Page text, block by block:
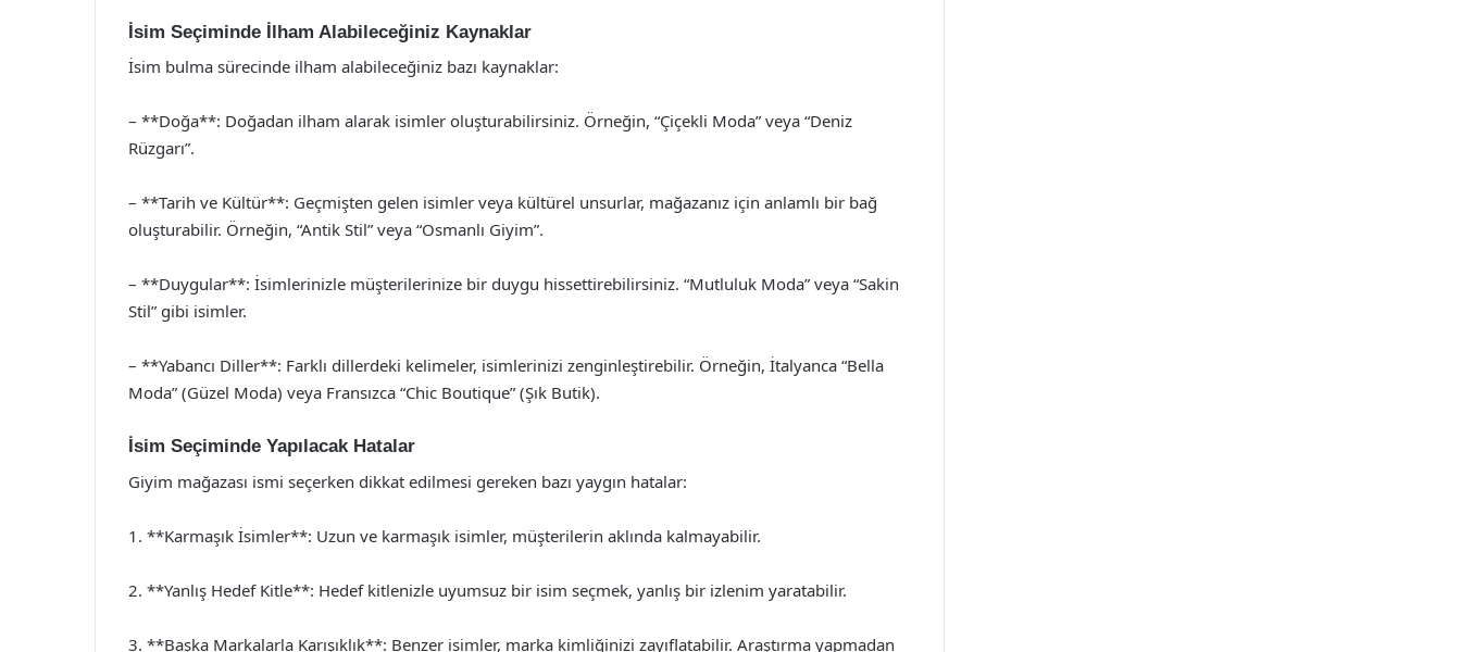
İsim Seçiminde İlham Alabileceğiniz Kaynaklar
İsim bulma sürecinde ilham alabileceğiniz bazı kaynaklar:
– **Doğa**: Doğadan ilham alarak isimler oluşturabilirsiniz. Örneğin, “Çiçekli Moda” veya “Deniz
Rüzgarı”.
– **Tarih ve Kültür**: Geçmişten gelen isimler veya kültürel unsurlar, mağazanız için anlamlı bir bağ
oluşturabilir. Örneğin, “Antik Stil” veya “Osmanlı Giyim”.
– **Duygular**: İsimlerinizle müşterilerinize bir duygu hissettirebilirsiniz. “Mutluluk Moda” veya “Sakin
Stil” gibi isimler.
– **Yabancı Diller**: Farklı dillerdeki kelimeler, isimlerinizi zenginleştirebilir. Örneğin, İtalyanca “Bella
Moda” (Güzel Moda) veya Fransızca “Chic Boutique” (Şık Butik).
İsim Seçiminde Yapılacak Hatalar
Giyim mağazası ismi seçerken dikkat edilmesi gereken bazı yaygın hatalar:
1. **Karmaşık İsimler**: Uzun ve karmaşık isimler, müşterilerin aklında kalmayabilir.
2. **Yanlış Hedef Kitle**: Hedef kitlenizle uyumsuz bir isim seçmek, yanlış bir izlenim yaratabilir.
3. **Başka Markalarla Karışıklık**: Benzer isimler, marka kimliğinizi zayıflatabilir. Araştırma yapmadan